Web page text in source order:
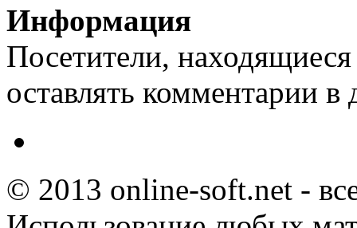
Информация
Посетители,
оставлять комментарии в
© 2013 online-soft.net -